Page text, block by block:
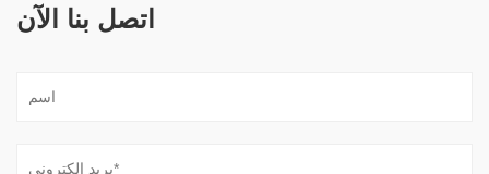
اتصل بنا الآن